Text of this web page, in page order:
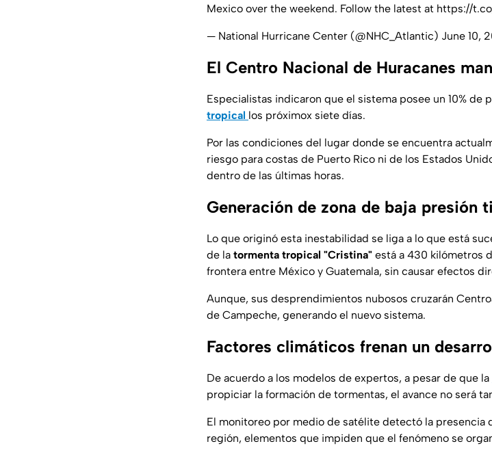
Mexico over the weekend. Follow the latest at https://
— National Hurricane Center (@NHC_Atlantic) June 10,
El Centro Nacional de Huracanes
Especialistas indicaron que el sistema posee un 10% de
tropical los próximox siete días.
Por las condiciones del lugar donde se encuentra
riesgo para costas de Puerto Rico ni de los Estados
dentro de las últimas horas.
Generación de zona de baja presión
Lo que originó esta inestabilidad se liga a lo que está
de la tormenta tropical "Cristina" está a 430 kilómetros
frontera entre México y Guatemala, sin causar efectos
Aunque, sus desprendimientos nubosos cruzarán
de Campeche, generando el nuevo sistema.
Factores climáticos frenan un
De acuerdo a los modelos de expertos, a pesar de que la
propiciar la formación de tormentas, el avance no será
El monitoreo por medio de satélite detectó la presencia
región, elementos que impiden que el fenómeno se